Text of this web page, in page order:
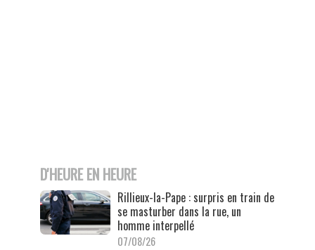
D'HEURE EN HEURE
Rillieux-la-Pape : surpris en train de
se masturber dans la rue, un
homme interpellé
07/08/26